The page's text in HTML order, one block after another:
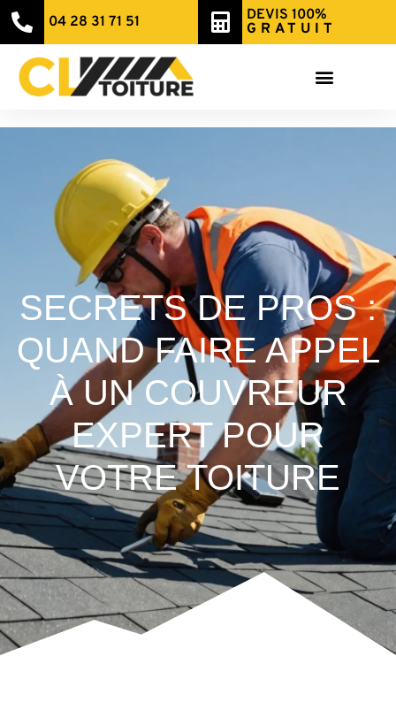
SECRETS DE PROS :
QUAND FAIRE APPEL
À UN COUVREUR
EXPERT POUR
VOTRE TOITURE
04 28 31 71 51
DEVIS 100%
GRATUIT